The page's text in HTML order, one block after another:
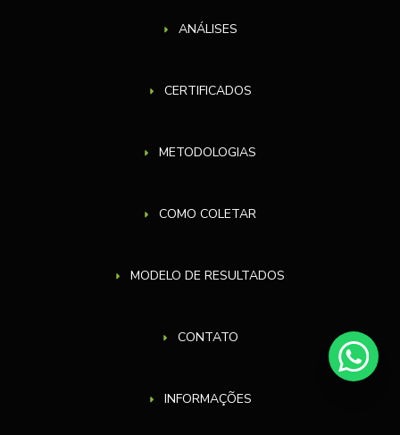
ANÁLISES
CERTIFICADOS
METODOLOGIAS
COMO COLETAR
MODELO DE RESULTADOS
CONTATO
INFORMAÇÕES